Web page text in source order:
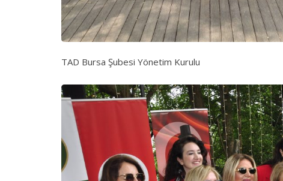
TAD Bursa Şubesi Yönetim Kurulu